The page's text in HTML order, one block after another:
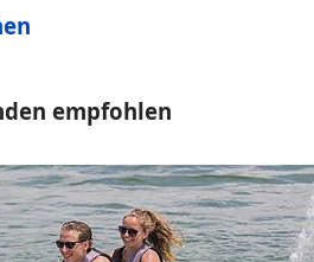
empfohlen